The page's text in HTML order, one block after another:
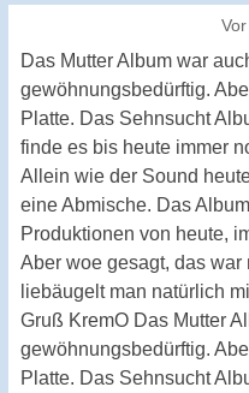
Das Mutter Album war
gewöhnungsbedürftig.
Platte. Das Sehnsucht
finde es bis heute immer
Allein wie der Sound
eine Abmische. Das
Produktionen von heute,
Aber woe gesagt, das
liebäugelt man natürlich
Gruß KremO Das Mutter
gewöhnungsbedürftig.
Platte. Das Sehnsucht